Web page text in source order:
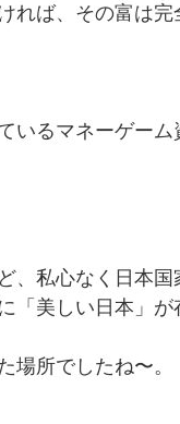
れば、その富は完
いるマネーゲー
、私心なく日本
「美しい日本」
場所でしたね〜。